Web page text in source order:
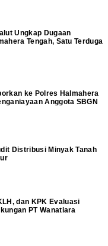
Ungkap Dugaan
Tengah, Satu Terduga
ke Polres Halmahera
Anggota SBGN
Distribusi Minyak Tanah
dan KPK Evaluasi
PT Wanatiara